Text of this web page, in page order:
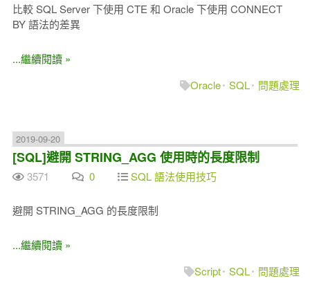
比較 SQL Server 下使用 CTE 和 Oracle 下使用 CONNECT
BY 語法的差異
...繼續閱讀 »
Oracle SQL 問題處理
2019-09-20
[SQL]避開 STRING_AGG 使用時的長度限制
3571 0 SQL 語法使用技巧
避開 STRING_AGG 的長度限制
...繼續閱讀 »
Script SQL 問題處理